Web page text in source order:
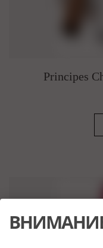
Principes